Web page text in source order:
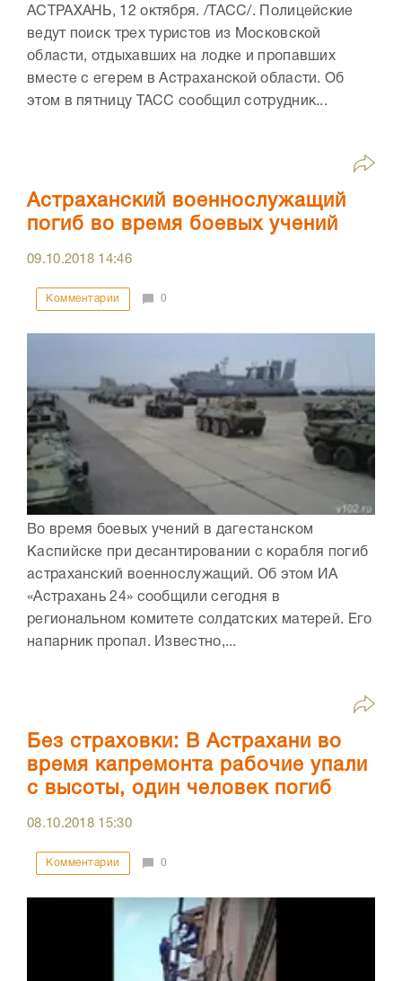
АСТРАХАНЬ, 12 октября. /ТАСС/. Полицейские
ведут поиск трех туристов из Московской
области, отдыхавших на лодке и пропавших
вместе с егерем в Астраханской области. Об
этом в пятницу ТАСС сообщил сотрудник...
Астраханский военнослужащий
погиб во время боевых учений
09.10.2018 14:46
Комментарии 0
Во время боевых учений в дагестанском
Каспийске при десантировании с корабля погиб
астраханский военнослужащий. Об этом ИА
«Астрахань 24» сообщили сегодня в
региональном комитете солдатских матерей. Его
напарник пропал. Известно,...
Без страховки: В Астрахани во
время капремонта рабочие упали
с высоты, один человек погиб
08.10.2018 15:30
Комментарии 0